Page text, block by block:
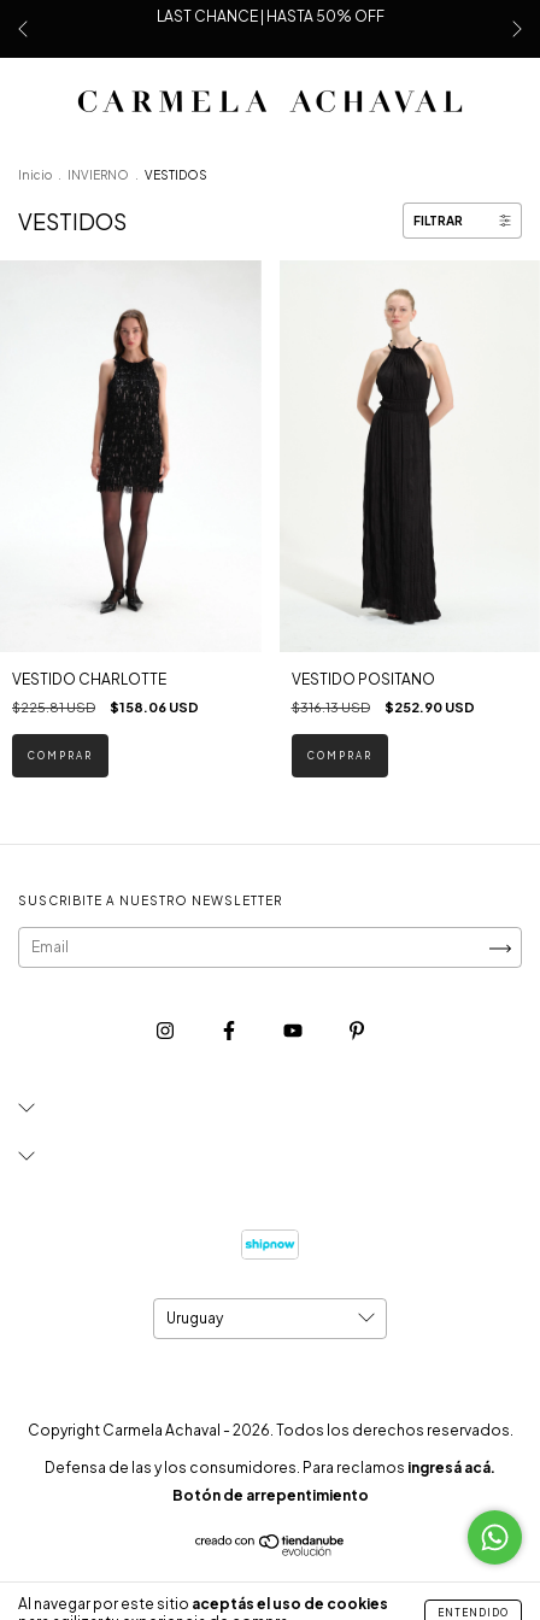
LAST CHANCE | HASTA 50% OFF
Al navegar por este sitio aceptás el uso de cookies
ENTENDIDO
Inicio INVIERNO VESTIDOS
VESTIDOS FILTRAR
VESTIDO CHARLOTTE
$225.81 USD $158.06 USD
COMPRAR
VESTIDO POSITANO
$316.13 USD $252.90 USD
COMPRAR
SUSCRIBITE A NUESTRO NEWSLETTER
Copyright Carmela Achaval - 2026. Todos los derechos reservados.
Defensa de las y los consumidores. Para reclamos ingresá acá.
Botón de arrepentimiento